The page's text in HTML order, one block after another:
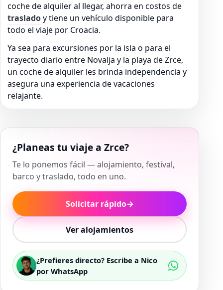
coche de alquiler al llegar, ahorra en costos de
trasladoy tiene un vehículo disponible para
todo el viaje por Croacia.
Ya sea para excursiones por la isla o para el
trayecto diario entre Novalja y la playa de Zrce,
un coche de alquiler les brinda independencia y
asegura una experiencia de vacaciones
relajante.
¿Planeas tu viaje a Zrce?
Te lo ponemos fácil — alojamiento, festival,
barco y traslado, todo en uno.
Solicitar rápido→
Ver alojamientos
¿Prefieres directo? Escribe a Nico
por WhatsApp